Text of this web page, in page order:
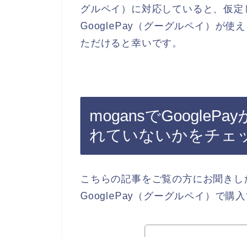
グルペイ）に対応していると、仮
GooglePay（グーグルペイ）が使
ただけると幸いです。
mogansでGooglePay
れていないかをチェ
こちらの記事をご覧の方にお聞き
GooglePay（グーグルペイ）で購